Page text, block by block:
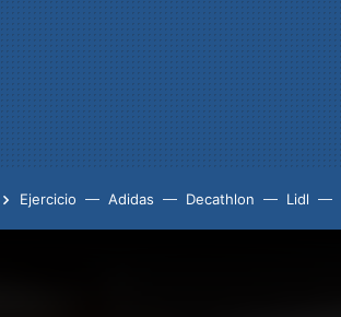
Ejercicio Adidas Decathlon Lidl